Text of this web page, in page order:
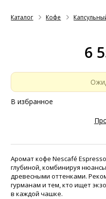
Каталог Кофе
6
В избранное
Аромат кофе Nescafé
глубиной, комбинируя
древесными оттенками.
гурманам и тем, кто ищет
в каждой чашке.